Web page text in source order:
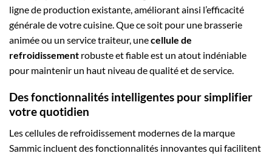
ligne de production existante, améliorant ainsi l’efficacité
générale de votre cuisine. Que ce soit pour une brasserie
animée ou un service traiteur, unecellule de
refroidissement robuste et fiable est un atout indéniable
pour maintenir un haut niveau de qualité et de service.
Des fonctionnalités intelligentes pour simplifier
votre quotidien
Les cellules de refroidissement modernes de la marque
Sammic incluent des fonctionnalités innovantes qui facilitent